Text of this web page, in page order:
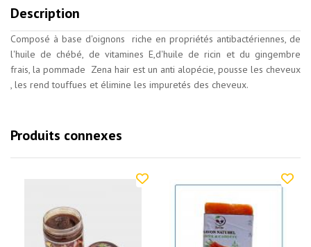
Description
Composé à base d'oignons riche en propriétés antibactériennes, de
l'huile de chébé, de vitamines E,d'huile de ricin et du gingembre
frais, la pommade Zena hair est un anti alopécie, pousse les cheveux
, les rend touffues et élimine les impuretés des cheveux.
Produits connexes